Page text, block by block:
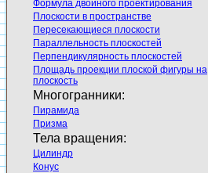
Формула двойного проектирования
Плоскости в пространстве
Пересекающиеся плоскости
Параллельность плоскостей
Перпендикулярность плоскостей
Площадь проекции плоской фигуры на
плоскость
Многогранники:
Пирамида
Призма
Тела вращения:
Цилиндр
Конус